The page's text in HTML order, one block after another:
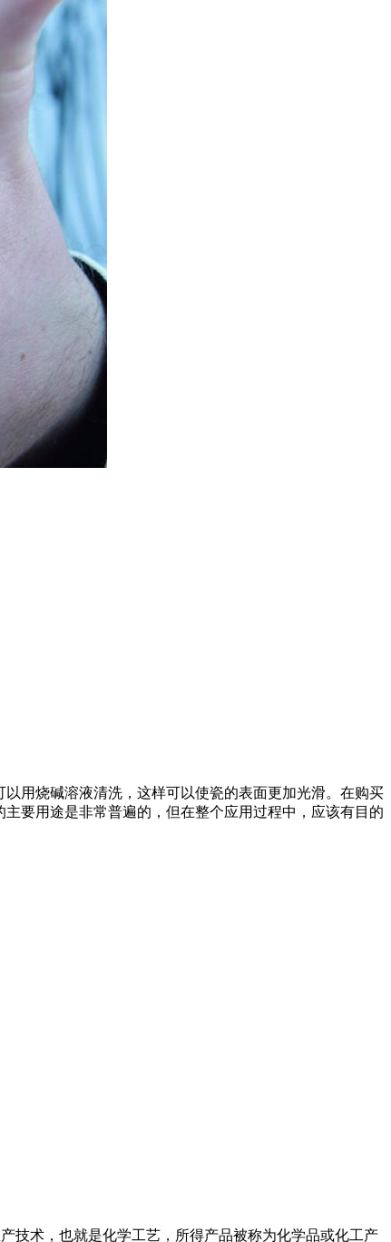
用烧碱溶液清洗，这样可以使瓷的表面更加光滑。在购买
要用途是非常普遍的，但在整个应用过程中，应该有目的
技术，也就是化学工艺，所得产品被称为化学品或化工产